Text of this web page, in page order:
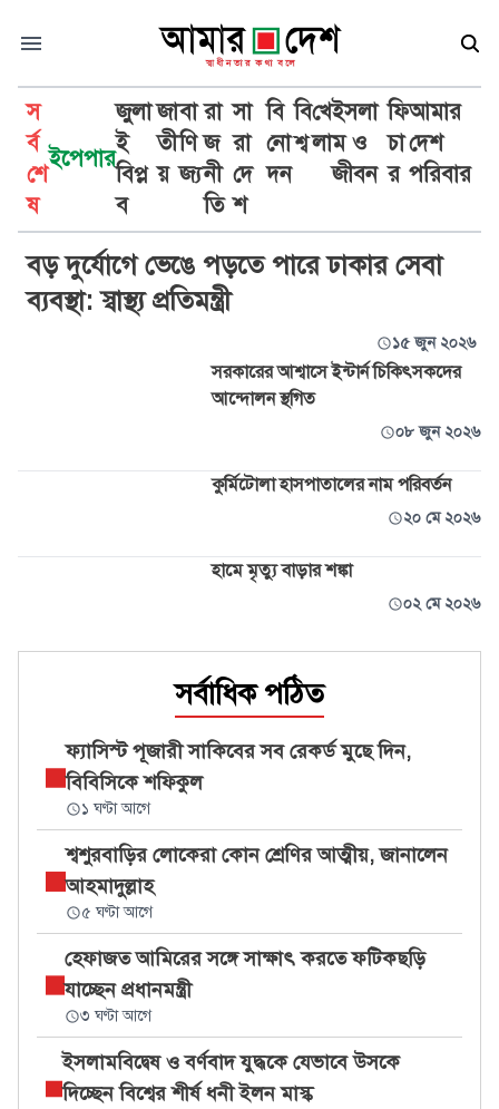
স
র্ব
শে
ষ
ইপেপার
জুলা
ই
বিপ্ল
ব
জা
তী
য়
বা
ণি
জ্য
রা
জ
নী
তি
সা
রা
দে
শ
বি
নো
দন
বি
শ্ব
খে
লা
ইসলা
ম ও
জীবন
ফি
চা
র
আমার
দেশ
পরিবার
স্বাস্থ্য মন্ত্রণালয়
বড় দুর্যোগে ভেঙে পড়তে পারে ঢাকার সেবা
ব্যবস্থা: স্বাস্থ্য প্রতিমন্ত্রী
১৫ জুন ২০২৬
সরকারের আশ্বাসে ইন্টার্ন চিকিৎসকদের
আন্দোলন স্থগিত
০৮ জুন ২০২৬
কুর্মিটোলা হাসপাতালের নাম পরিবর্তন
২০ মে ২০২৬
হামে মৃত্যু বাড়ার শঙ্কা
০২ মে ২০২৬
সর্বাধিক পঠিত
ফ্যাসিস্ট পূজারী সাকিবের সব রেকর্ড মুছে দিন,
বিবিসিকে শফিকুল
১ ঘণ্টা আগে
শ্বশুরবাড়ির লোকেরা কোন শ্রেণির আত্মীয়, জানালেন
আহমাদুল্লাহ
৫ ঘণ্টা আগে
হেফাজত আমিরের সঙ্গে সাক্ষাৎ করতে ফটিকছড়ি
যাচ্ছেন প্রধানমন্ত্রী
৩ ঘণ্টা আগে
ইসলামবিদ্বেষ ও বর্ণবাদ যুদ্ধকে যেভাবে উসকে
দিচ্ছেন বিশ্বের শীর্ষ ধনী ইলন মাস্ক